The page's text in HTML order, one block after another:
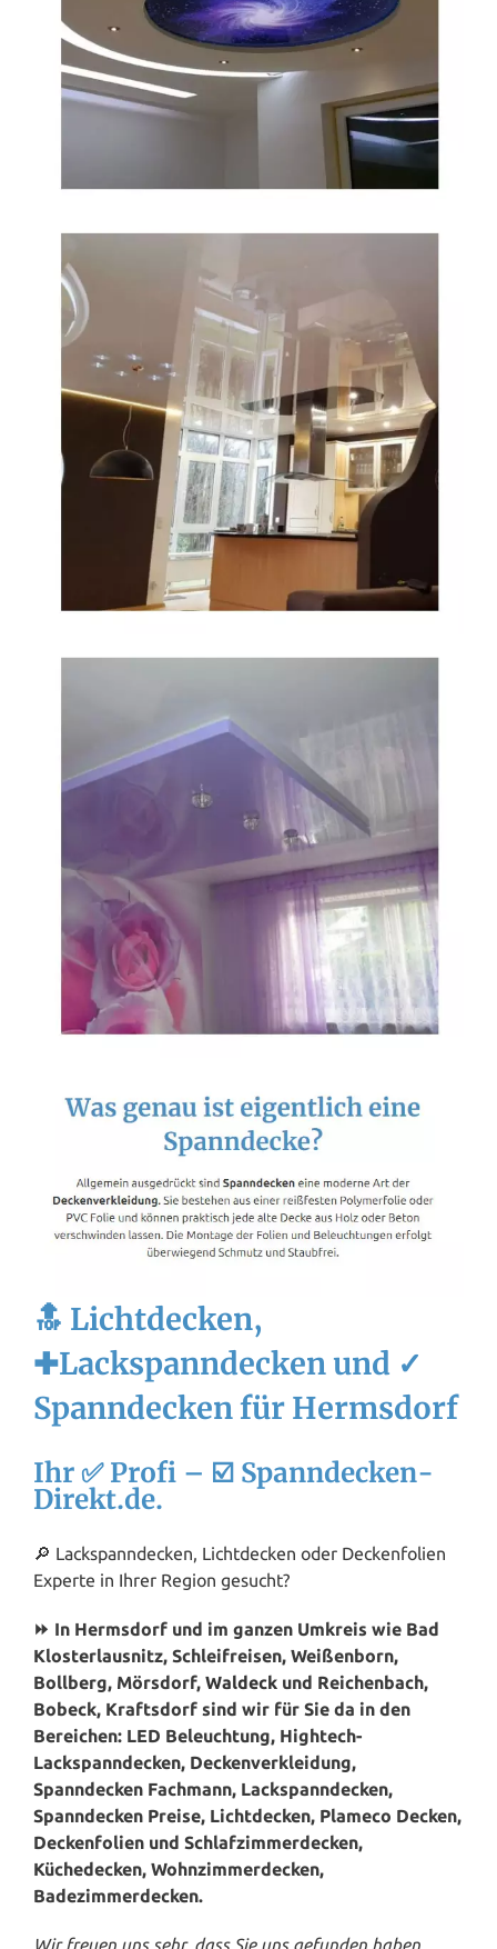
🔝 Lichtdecken,
✚Lackspanndecken und ✓
Spanndecken für Hermsdorf
Ihr ✅ Profi – ☑️ Spanndecken-
Direkt.de.
🔎 Lackspanndecken, Lichtdecken oder Deckenfolien
Experte in Ihrer Region gesucht?
⏩ In Hermsdorf und im ganzen Umkreis wie Bad
Klosterlausnitz, Schleifreisen, Weißenborn,
Bollberg, Mörsdorf, Waldeck und Reichenbach,
Bobeck, Kraftsdorf sind wir für Sie da in den
Bereichen: LED Beleuchtung, Hightech-
Lackspanndecken, Deckenverkleidung,
Spanndecken Fachmann, Lackspanndecken,
Spanndecken Preise, Lichtdecken, Plameco Decken,
Deckenfolien und Schlafzimmerdecken,
Küchedecken, Wohnzimmerdecken,
Badezimmerdecken.
Wir freuen uns sehr, dass Sie uns gefunden haben.